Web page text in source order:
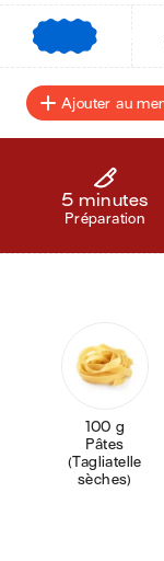
Ajouter au
5 minutes
Préparation
100 g
Pâtes
(Tagliatelle
sèches)